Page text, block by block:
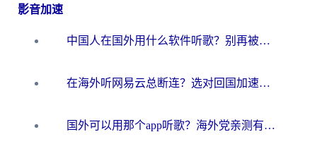
影音加速
中国人在国外用什么软件听歌？别再被地域限制卡脖子，这篇教你轻松解锁国内音乐库
在海外听网易云总断连？选对回国加速器，告别地区限制和卡顿
国外可以用那个app听歌？海外党亲测有效的回国加速方案，轻松听国内音乐听书